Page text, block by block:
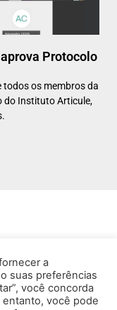
Protocolo
os membros da
do Instituto Articule,
a
suas preferências
você concorda
entanto, você pode